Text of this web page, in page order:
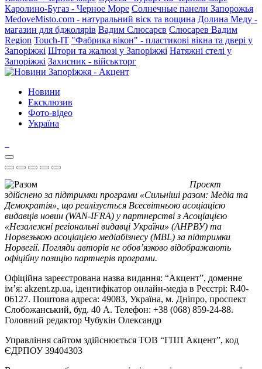
Каролино-Бугаз - Черное Море Солнечные панели Запорожья
MedoveMisto.com - натуральний віск та вощина Долина Меду -
магазин для бджолярів Вадим Слюсарєв Слюсарев Вадим
Region Touch-IT "Фабрика вікон" - пластикові вікна та двері у
Запоріжжі Штори та жалюзі у Запоріжжі Натяжні стелі у
Запоріжжі Захисник - військторг
Новини
Ексклюзив
Фото-відео
Україна
Проєкт
здійснено за підтримки програми «Сильніші разом: Медіа та
Демократія», що реалізується Всесвітньою асоціацією
видавців новин (WAN-IFRA) у партнерстві з Асоціацією
«Незалежні регіональні видавці України» (АНРВУ) та
Норвезькою асоціацією медіабізнесу (MBL) за підтримки
Норвегії. Погляди авторів не обов’язково відображають
офіційну позицію партнерів програми.
Офіційна зареєстрована назва видання: “Акцент”, доменне
ім’я: akzent.zp.ua, ідентифікатор онлайн-медіа в Реєстрі: R40-
06127. Поштова адреса: 49083, Україна, м. Дніпро, проспект
Слобожанський, буд. 40 А. Телефон: +38 (068) 859-24-88.
Головний редактор Чубукін Олександр
Управління сайтом здійснюється ТОВ “ГПП Акцент”, код
ЄДРПОУ 39404303